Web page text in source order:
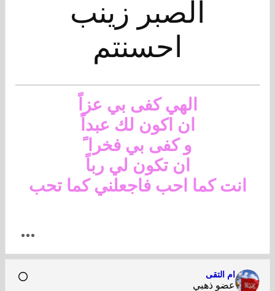
الصبر زينب
احسنتم
الهي كفى بي عزاً
ان اكون لك عبداً
و كفى بي فخرا ً
ان تكون لي رباً
انت كما احب فاجعلني كما تحب
ام التقى
عضو ذهبي